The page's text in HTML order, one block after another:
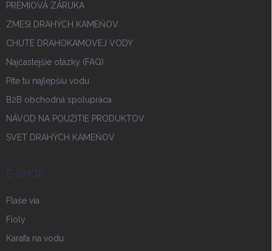
PRÉMIOVÁ ZÁRUKA
ZMESI DRAHÝCH KAMEŇOV
CHUTE DRAHOKAMOVEJ VODY
Najčastejšie otázky (FAQ)
Pite tu najlepšiu vodu
B2B obchodná spolupráca
NÁVOD NA POUŽITIE PRODUKTOV
SVET DRAHÝCH KAMEŇOV
E-SHOP
Flaše via
Fioly
Karafa na vodu